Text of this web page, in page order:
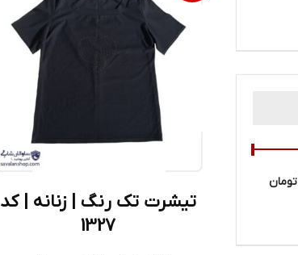
تیشرت تک رنگ | زنانه | کد
1327